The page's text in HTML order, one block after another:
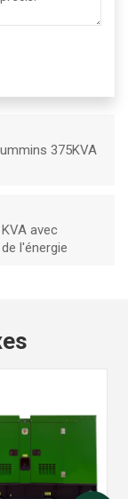
375KVA
avec
l'énergie